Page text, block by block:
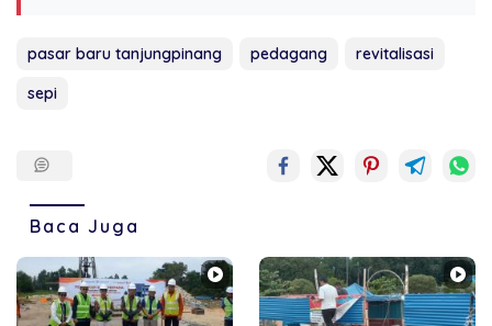
pasar baru tanjungpinang pedagang
revitalisasi
sepi
Baca Juga